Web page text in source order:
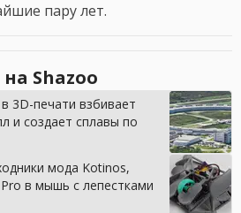
пару лет.
Shazoo
3D-печати взбивает
и создает сплавы по
мода Kotinos,
в мышь с лепестками